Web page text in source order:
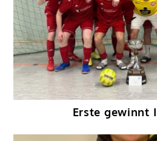
Erste gewinnt